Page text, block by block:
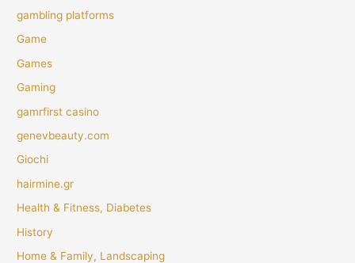
gambling platforms
Game
Games
Gaming
gamrfirst casino
genevbeauty.com
Giochi
hairmine.gr
Health & Fitness, Diabetes
History
Home & Family, Landscaping